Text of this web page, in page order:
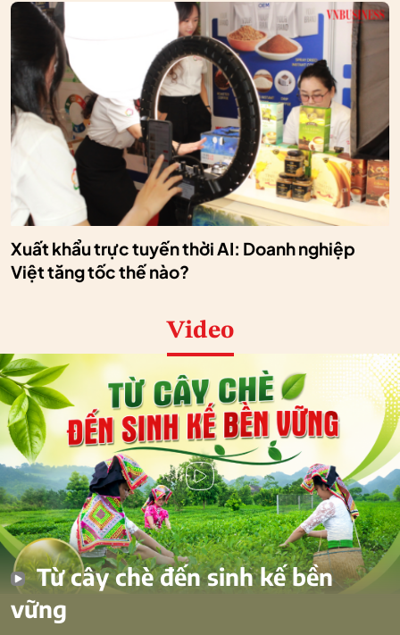
Xuất khẩu trực tuyến thời AI: Doanh nghiệp
Việt tăng tốc thế nào?
Video
Từ cây chè đến sinh kế bền
vững